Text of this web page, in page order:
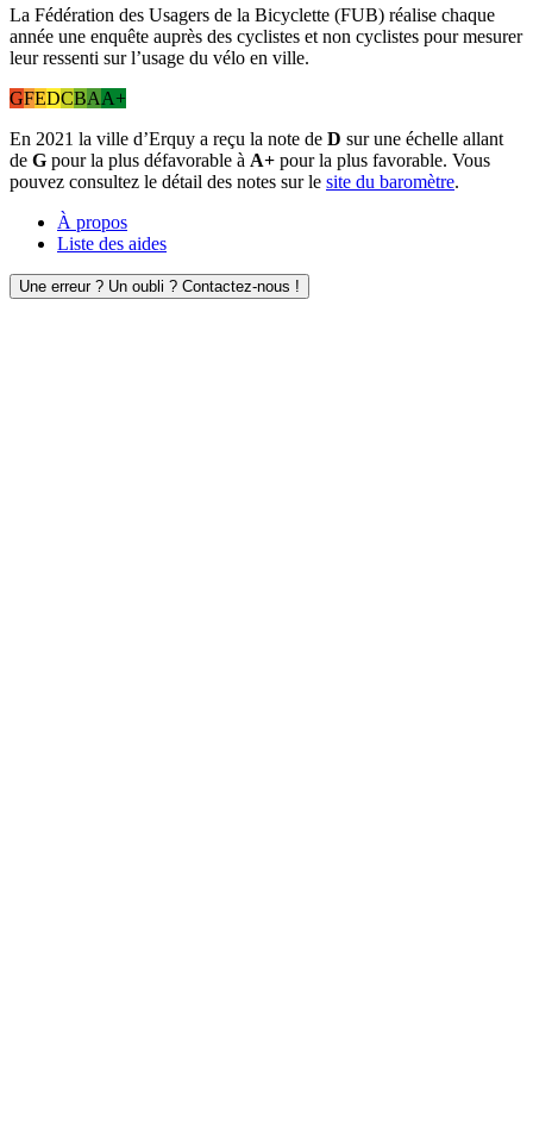
La Fédération des Usagers de la Bicyclette (FUB) réalise chaque
année une enquête auprès des cyclistes et non cyclistes pour mesurer
leur ressenti sur l’usage du vélo en ville.
GFEDCBAA+
En 2021 la ville d’Erquy a reçu la note de D sur une échelle allant
de G pour la plus défavorable à A+ pour la plus favorable. Vous
pouvez consultez le détail des notes sur le site du baromètre.
À propos
Liste des aides
Une erreur ? Un oubli ? Contactez-nous !